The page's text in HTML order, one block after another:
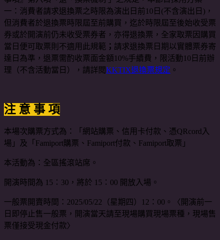
一：消費者請求退換票之時限為演出日前10日(不含演出日)，
但消費者於退換票時限屆至前購買，迄於時限屆至後始收受票
券或於開演前仍未收受票券者，亦得退換票，全家取票因購買
當日便可取票則不適用此規範 ； 請求退換票日期以實體票券寄
達日為準，退票需酌收票面金額10%手續費，限活動10日前辦
理（不含活動當日），請詳閱KKTIX退換票規定 。
注 意 事 項
本場次購票方式為：「網站購票、信用卡付款、憑QRcord入
場」及「Famiport購票、Famiport付款、Famiport取票」
本活動為：全區搖滾站席。
開演時間為 15：30，將於 15：00 開放入場。
一般票開賣時間：2025/05/22（星期四）12：00。〈開演前一
日即停止售一般票，開演當天請至現場購買現場票種，現場售
票僅接受現金付款〉